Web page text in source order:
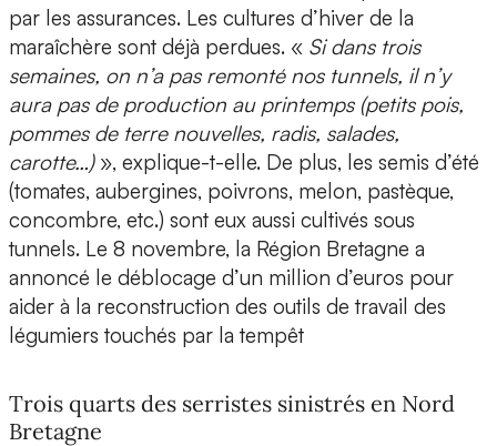
par les assurances. Les cultures d’hiver de la
maraîchère sont déjà perdues. « Si dans trois
semaines, on n’a pas remonté nos tunnels, il n’y
aura pas de production au printemps (petits pois,
pommes de terre nouvelles, radis, salades,
carotte…) », explique-t-elle. De plus, les semis d’été
(tomates, aubergines, poivrons, melon, pastèque,
concombre, etc.) sont eux aussi cultivés sous
tunnels. Le 8 novembre, la Région Bretagne a
annoncé le déblocage d’un million d’euros pour
aider à la reconstruction des outils de travail des
légumiers touchés par la tempêt
Trois quarts des serristes sinistrés en Nord
Bretagne